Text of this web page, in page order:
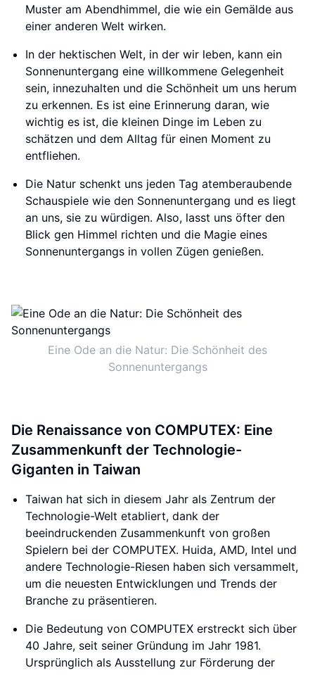
Muster am Abendhimmel, die wie ein Gemälde aus
einer anderen Welt wirken.
In der hektischen Welt, in der wir leben, kann ein
Sonnenuntergang eine willkommene Gelegenheit
sein, innezuhalten und die Schönheit um uns herum
zu erkennen. Es ist eine Erinnerung daran, wie
wichtig es ist, die kleinen Dinge im Leben zu
schätzen und dem Alltag für einen Moment zu
entfliehen.
Die Natur schenkt uns jeden Tag atemberaubende
Schauspiele wie den Sonnenuntergang und es liegt
an uns, sie zu würdigen. Also, lasst uns öfter den
Blick gen Himmel richten und die Magie eines
Sonnenuntergangs in vollen Zügen genießen.
Eine Ode an die Natur: Die Schönheit des
Sonnenuntergangs
Die Renaissance von COMPUTEX: Eine
Zusammenkunft der Technologie-
Giganten in Taiwan
Taiwan hat sich in diesem Jahr als Zentrum der
Technologie-Welt etabliert, dank der
beeindruckenden Zusammenkunft von großen
Spielern bei der COMPUTEX. Huida, AMD, Intel und
andere Technologie-Riesen haben sich versammelt,
um die neuesten Entwicklungen und Trends der
Branche zu präsentieren.
Die Bedeutung von COMPUTEX erstreckt sich über
40 Jahre, seit seiner Gründung im Jahr 1981.
Ursprünglich als Ausstellung zur Förderung der